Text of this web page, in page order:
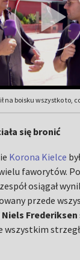
na boisku wszystko to,
się bronić
Korona Kielce
faworytów.
osiągał
przede
Niels Frederiksen